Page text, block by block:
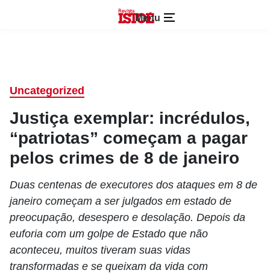
Menu
Uncategorized
Justiça exemplar: incrédulos,
“patriotas” começam a pagar
pelos crimes de 8 de janeiro
Duas centenas de executores dos ataques em 8 de
janeiro começam a ser julgados em estado de
preocupação, desespero e desolação. Depois da
euforia com um golpe de Estado que não
aconteceu, muitos tiveram suas vidas
transformadas e se queixam da vida com